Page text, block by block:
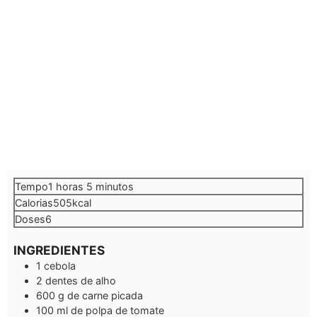
Tempo1 hora
horas 5 minutos
minutos
Calorias505kcal
Doses6
INGREDIENTES
1 cebola
2 dentes de alho
600 g de carne picada
100 ml de polpa de tomate